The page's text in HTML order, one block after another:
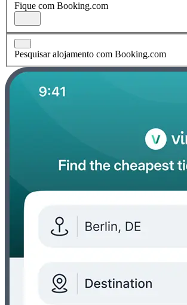
Fique com Booking.com
Pesquisar alojamento com Booking.com